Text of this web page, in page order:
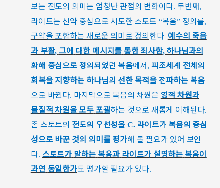
보는 전도의 의미는 엄청난관점의 변화이다. 두번째,
라이트는 신약 중심으로 시도한스토트 “복음” 정의를,
구약을 포함하는 새로운 의미로 정의한다. 예수의 죽음
과 부활, 그에 대한 메시지를 통한 죄사함, 하나님과의
화해 중심으로정의되었던 복음에서, 피조세계 전체의
회복을 지향하는 하나님의 선한 목적을전파하는 복음
으로 바뀐다. 마지막으로 복음의 차원은 영적 차원과
물질적 차원을모두 포괄하는 것으로 새롭게 이해된다.
존 스토트의 전도의 우선성을 C. 라이트가 복음의 중심
성으로 바꾼 것의 의미를 평가해 볼 필요가 있어 보인
다. 스토트가 말하는 복음과 라이트가 설명하는 복음이
과연 동일한가도 평가할 필요가 있다.